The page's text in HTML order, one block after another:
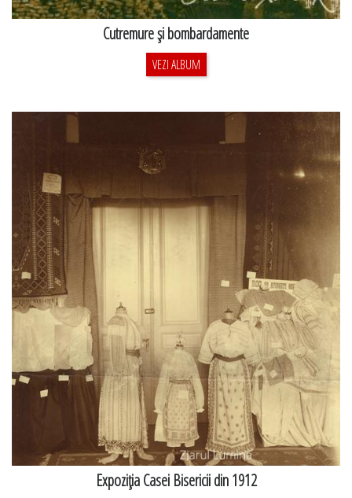
Cutremure şi bombardamente
VEZI ALBUM
Expoziţia Casei Bisericii din 1912